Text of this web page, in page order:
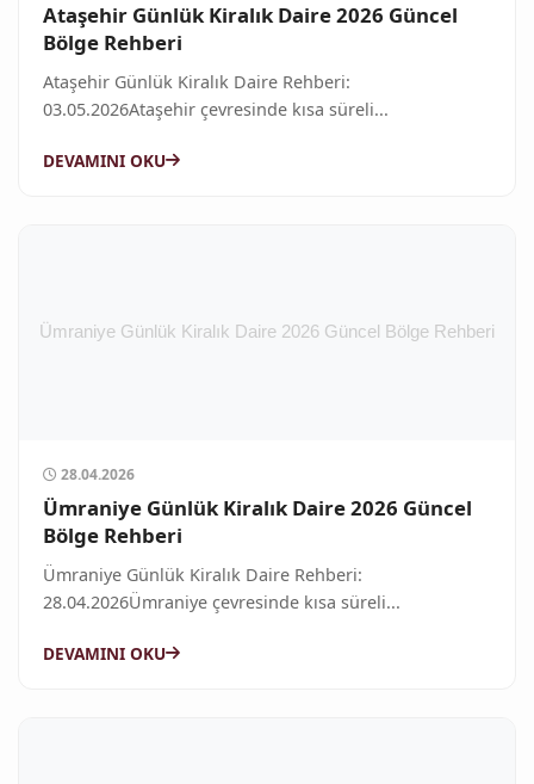
Ataşehir Günlük Kiralık Daire 2026 Güncel
Bölge Rehberi
Ataşehir Günlük Kiralık Daire Rehberi:
03.05.2026Ataşehir çevresinde kısa süreli...
DEVAMINI OKU
28.04.2026
Ümraniye Günlük Kiralık Daire 2026 Güncel
Bölge Rehberi
Ümraniye Günlük Kiralık Daire Rehberi:
28.04.2026Ümraniye çevresinde kısa süreli...
DEVAMINI OKU